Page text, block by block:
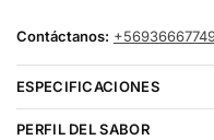
Contáctanos:
ESPECIFICACIONES
PERFIL DEL SABOR